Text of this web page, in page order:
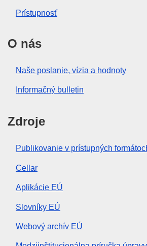
Prístupnosť
O nás
Naše poslanie, vízia a hodnoty
Informačný bulletin
Zdroje
Publikovanie v prístupných
Cellar
Aplikácie EÚ
Slovníky EÚ
Webový archív EÚ